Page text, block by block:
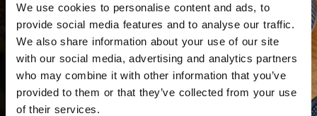
We use cookies to personalise content and ads, to
provide social media features and to analyse our traffic.
We also share information about your use of our site
with our social media, advertising and analytics partners
who may combine it with other information that you’ve
provided to them or that they’ve collected from your use
of their services.
Nyår, festliga smaker och tillbehör
Fira årets sista dag och välkomna det nya med stil!
Upptäck vår nyårskollektion med gnistrande tillbehör,
glas och utvalda alkoholfria drycker för en oförglömlig
kväll. Förgyll festen med exklusiva snacks och